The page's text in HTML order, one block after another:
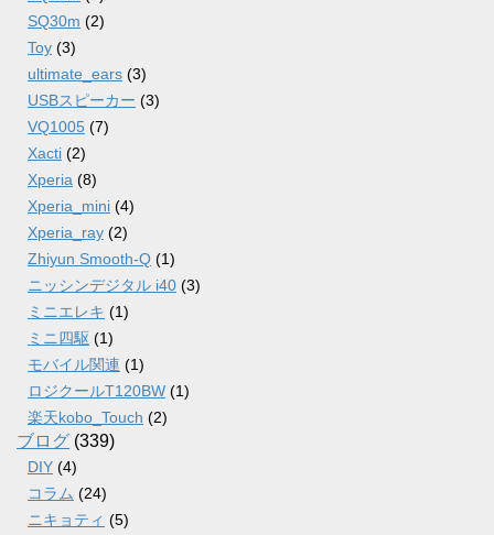
SQ30m (2)
Toy (3)
ultimate_ears (3)
USBスピーカー (3)
VQ1005 (7)
Xacti (2)
Xperia (8)
Xperia_mini (4)
Xperia_ray (2)
Zhiyun Smooth-Q (1)
ニッシンデジタル i40 (3)
ミニエレキ (1)
ミニ四駆 (1)
モバイル関連 (1)
ロジクールT120BW (1)
楽天kobo_Touch (2)
ブログ (339)
DIY (4)
コラム (24)
ニキョティ (5)